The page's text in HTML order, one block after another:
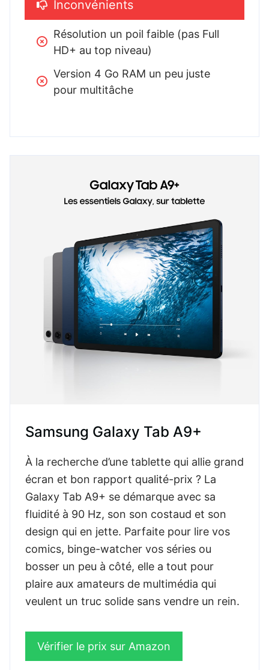
Inconvénients
Résolution un poil faible (pas Full
HD+ au top niveau)
Version 4 Go RAM un peu juste
pour multitâche
Samsung Galaxy Tab A9+
À la recherche d’une tablette qui allie grand
écran et bon rapport qualité-prix ? La
Galaxy Tab A9+ se démarque avec sa
fluidité à 90 Hz, son son costaud et son
design qui en jette. Parfaite pour lire vos
comics, binge-watcher vos séries ou
bosser un peu à côté, elle a tout pour
plaire aux amateurs de multimédia qui
veulent un truc solide sans vendre un rein.
Vérifier le prix sur Amazon